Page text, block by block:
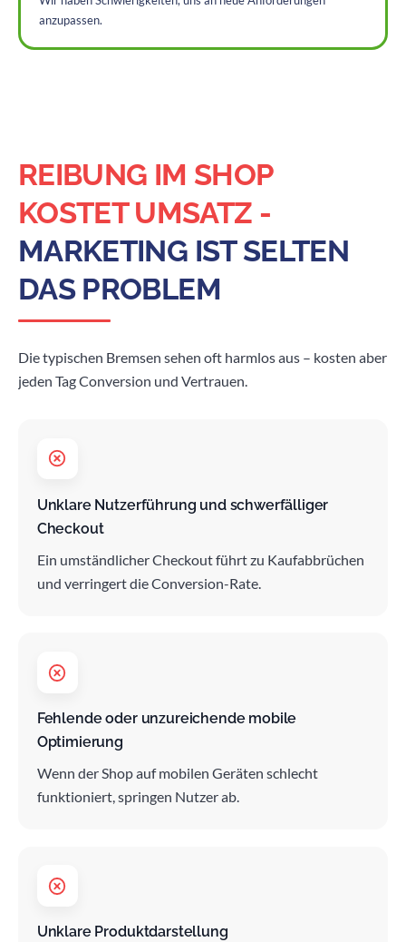
anzupassen.
REIBUNG IM SHOP
KOSTET UMSATZ -
MARKETING IST SELTEN
DAS PROBLEM
Die typischen Bremsen sehen oft harmlos aus – kosten aber
jeden Tag Conversion und Vertrauen.
Unklare Nutzerführung und schwerfälliger
Checkout
Ein umständlicher Checkout führt zu Kaufabbrüchen
und verringert die Conversion-Rate.
Fehlende oder unzureichende mobile
Optimierung
Wenn der Shop auf mobilen Geräten schlecht
funktioniert, springen Nutzer ab.
Unklare Produktdarstellung